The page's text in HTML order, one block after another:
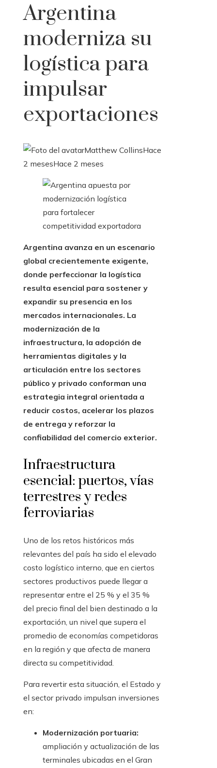
Argentina
moderniza su
logística para
impulsar
exportaciones
Matthew CollinsHace
2 mesesHace 2 meses
Argentina avanza en un escenario
global crecientemente exigente,
donde perfeccionar la logística
resulta esencial para sostener y
expandir su presencia en los
mercados internacionales. La
modernización de la
infraestructura, la adopción de
herramientas digitales y la
articulación entre los sectores
público y privado conforman una
estrategia integral orientada a
reducir costos, acelerar los plazos
de entrega y reforzar la
confiabilidad del comercio exterior.
Infraestructura
esencial: puertos, vías
terrestres y redes
ferroviarias
Uno de los retos históricos más
relevantes del país ha sido el elevado
costo logístico interno, que en ciertos
sectores productivos puede llegar a
representar entre el 25 % y el 35 %
del precio final del bien destinado a la
exportación, un nivel que supera el
promedio de economías competidoras
en la región y que afecta de manera
directa su competitividad.
Para revertir esta situación, el Estado y
el sector privado impulsan inversiones
en:
Modernización portuaria:
ampliación y actualización de las
terminales ubicadas en el Gran